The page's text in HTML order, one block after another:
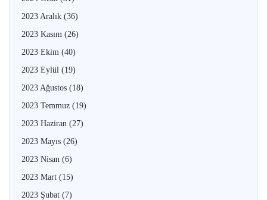
2023 Aralık (36)
2023 Kasım (26)
2023 Ekim (40)
2023 Eylül (19)
2023 Ağustos (18)
2023 Temmuz (19)
2023 Haziran (27)
2023 Mayıs (26)
2023 Nisan (6)
2023 Mart (15)
2023 Şubat (7)